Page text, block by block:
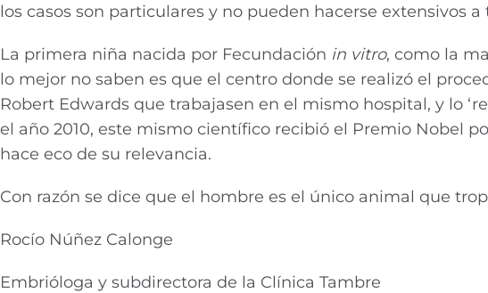
los casos son particulares y no pueden hacerse extensivos a
La primera niña nacida por Fecundación in vitro, como la
lo mejor no saben es que el centro donde se realizó el
Robert Edwards que trabajasen en el mismo hospital, y lo
el año 2010, este mismo científico recibió el Premio Nobel
hace eco de su relevancia.
Con razón se dice que el hombre es el único animal que
Rocío Núñez Calonge
Embrióloga y subdirectora de la Clínica Tambre